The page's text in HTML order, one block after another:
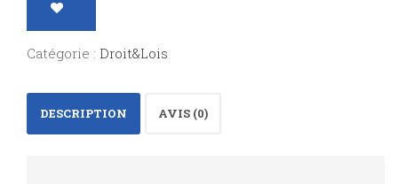
d'application
loi
N°2025-
Catégorie : Droit&Lois
DESCRIPTION AVIS (0)